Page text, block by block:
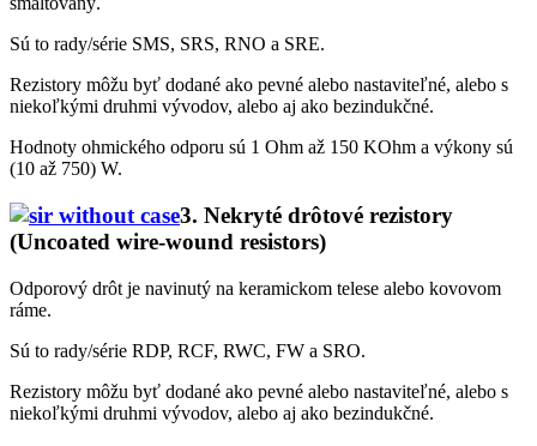
Sú to rady/série SMS, SRS, RNO a SRE.
Rezistory môžu byť dodané ako pevné alebo nastaviteľné, alebo s
niekoľkými druhmi vývodov, alebo aj ako bezindukčné.
Hodnoty ohmického odporu sú 1 Ohm až 150 KOhm a výkony sú
(10 až 750) W.
3. Nekryté drôtové rezistory
(Uncoated wire-wound resistors)
Odporový drôt je navinutý na keramickom telese alebo kovovom
ráme.
Sú to rady/série RDP, RCF, RWC, FW a SRO.
Rezistory môžu byť dodané ako pevné alebo nastaviteľné, alebo s
niekoľkými druhmi vývodov, alebo aj ako bezindukčné.